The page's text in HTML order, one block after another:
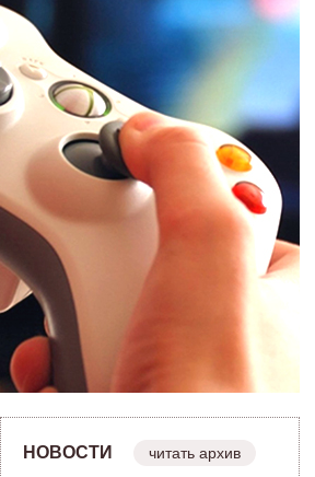
НОВОСТИ читать архив